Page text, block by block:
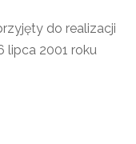
do realizacji
lipca 2001 roku